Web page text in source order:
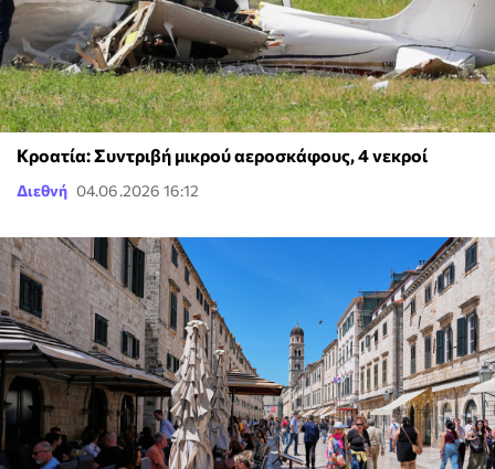
Κροατία: Συντριβή μικρού αεροσκάφους, 4 νεκροί
Διεθνή 04.06.2026 16:12